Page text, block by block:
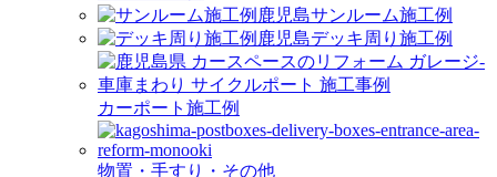
サンルーム施工例
デッキ周り施工例
カーポート施工例
物置・手すり・その他